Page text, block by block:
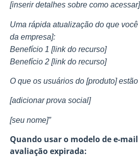
[inserir detalhes sobre como acessar]
Uma rápida atualização do que
da empresa]:
Benefício 1 [link do recurso]
Benefício 2 [link do recurso]
O que os usuários do [produto]
[adicionar prova social]
[seu nome]”
Quando usar o modelo de e-
avaliação expirada: